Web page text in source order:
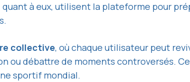
à eux, utilisent la plateforme pour
collective, où chaque utilisateur peut
ou débattre de moments controversés.
sportif mondial.